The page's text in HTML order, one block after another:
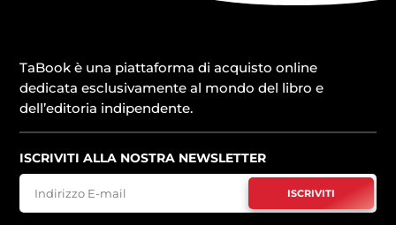
TaBook è una piattaforma di acquisto online
dedicata esclusivamente al mondo del libro e
dell’editoria indipendente.
ISCRIVITI ALLA NOSTRA NEWSLETTER
ISCRIVITI